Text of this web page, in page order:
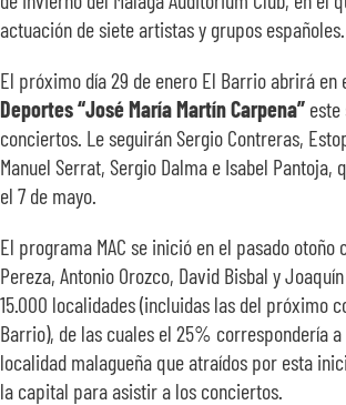
actuación de siete artistas y grupos españoles.
El próximo día 29 de enero El Barrio abrirá en
Deportes “José María Martín Carpena”
conciertos. Le seguirán Sergio Contreras,
Manuel Serrat, Sergio Dalma e Isabel
el 7 de mayo.
El programa MAC se inició en el pasado otoño
Pereza, Antonio Orozco, David Bisbal y
15.000 localidades (incluidas las del próximo
Barrio), de las cuales el 25% correspondería
localidad malagueña que atraídos por esta
la capital para asistir a los conciertos.